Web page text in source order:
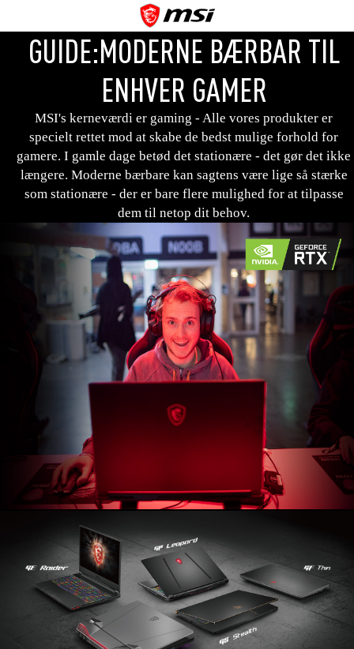
GUIDE:MODERNE BÆRBAR TIL
ENHVER GAMER
MSI's kerneværdi er gaming - Alle vores produkter er
specielt rettet mod at skabe de bedst mulige forhold for
gamere. I gamle dage betød det stationære - det gør det ikke
længere. Moderne bærbare kan sagtens være lige så stærke
som stationære - der er bare flere mulighed for at tilpasse
dem til netop dit behov.